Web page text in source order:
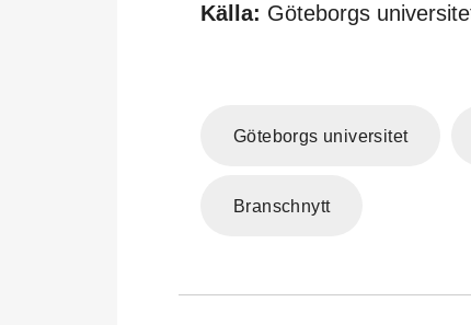
Källa: Göteborgs
Göteborgs universitet
Branschnytt